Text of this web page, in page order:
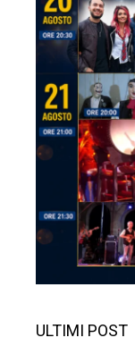
ULTIMI POST